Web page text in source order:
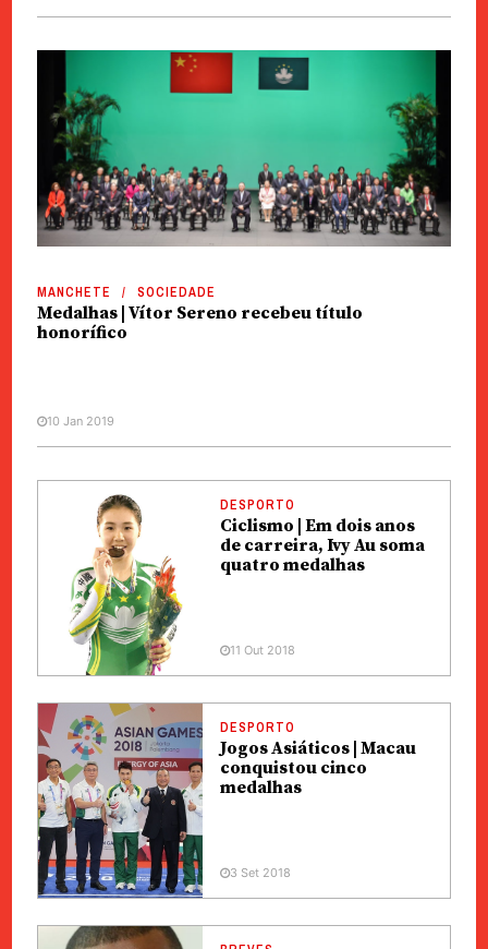
MANCHETE SOCIEDADE
Medalhas | Vítor Sereno recebeu título
honorífico
10 Jan 2019
DESPORTO
Ciclismo | Em dois anos
de carreira, Ivy Au soma
quatro medalhas
11 Out 2018
DESPORTO
Jogos Asiáticos | Macau
conquistou cinco
medalhas
3 Set 2018